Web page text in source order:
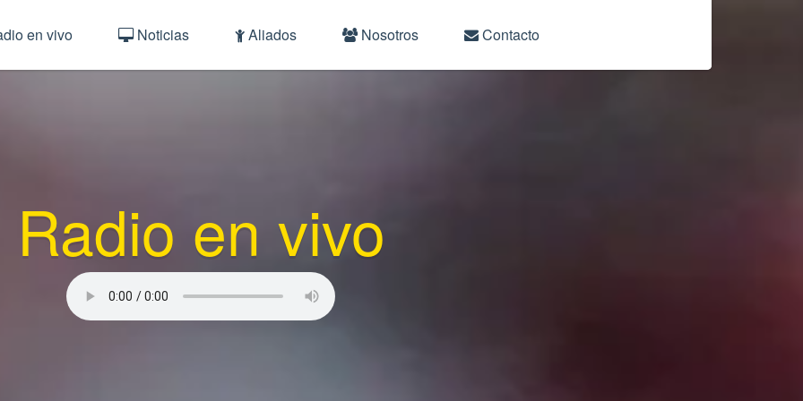
en vivo Noticias Aliados Nosotros Contacto
Radio en vivo